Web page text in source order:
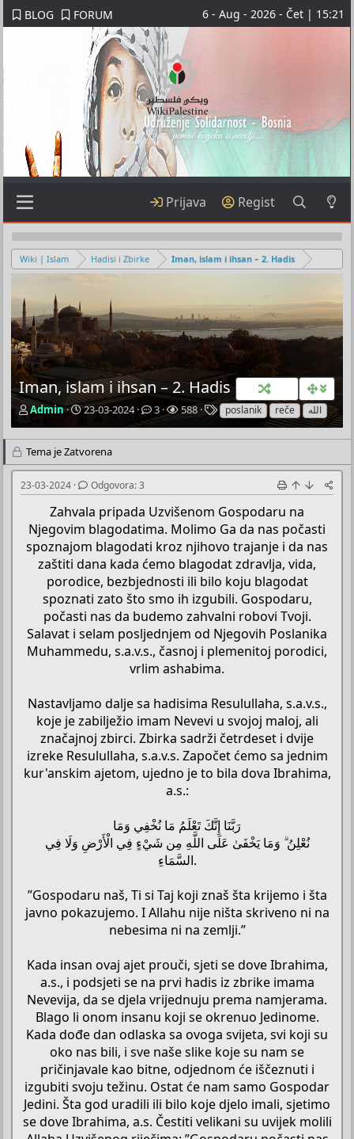
BLOG FORUM 6 - Aug - 2026 - Čet | 15:21
Prijava Regist
Wiki | Islam Hadisi i Zbirke Iman, islam i ihsan – 2. Hadis
Iman, islam i ihsan – 2. Hadis
P
k
r
e
t
a
T
e
m
Admin
P
č
e
t
n
i
d
t
u
m
23-03-2024
O
d
g
v
r
a
3
P
r
e
l
d
a
588
O
z
n
k
poslanik reče الله
Tema je Zatvorena
23-03-2024 Odgovora: 3
Zahvala pripada Uzvišenom Gospodaru na
Njegovim blagodatima. Molimo Ga da nas počasti
spoznajom blagodati kroz njihovo trajanje i da nas
zaštiti dana kada ćemo blagodat zdravlja, vida,
porodice, bezbjednosti ili bilo koju blagodat
spoznati zato što smo ih izgubili. Gospodaru,
počasti nas da budemo zahvalni robovi Tvoji.
Salavat i selam posljednjem od Njegovih Poslanika
Muhammedu, s.a.v.s., časnoj i plemenitoj porodici,
vrlim ashabima.
Nastavljamo dalje sa hadisima Resulullaha, s.a.v.s.,
koje je zabilježio imam Nevevi u svojoj maloj, ali
značajnoj zbirci. Zbirka sadrži četrdeset i dvije
izreke Resulullaha, s.a.v.s. Započet ćemo sa jednim
kur'anskim ajetom, ujedno je to bila dova Ibrahima,
a.s.:
رَبَّنَا إِنَّكَ تَعْلَمُ مَا نُخْفِي وَمَا
نُعْلِنُ ۗ وَمَا يَخْفَىٰ عَلَى اللَّهِ مِن شَيْءٍ فِي الْأَرْضِ وَلَا فِي
السَّمَاءِ.
”Gospodaru naš, Ti si Taj koji znaš šta krijemo i šta
javno pokazujemo. I Allahu nije ništa skriveno ni na
nebesima ni na zemlji.”
Kada insan ovaj ajet prouči, sjeti se dove Ibrahima,
a.s., i podsjeti se na prvi hadis iz zbrike imama
Nevevija, da se djela vrijednuju prema namjerama.
Blago li onom insanu koji se okrenuo Jedinome.
Kada dođe dan odlaska sa ovoga svijeta, svi koji su
oko nas bili, i sve naše slike koje su nam se
pričinjavale kao bitne, odjednom će iščeznuti i
izgubiti svoju težinu. Ostat će nam samo Gospodar
Jedini. Šta god uradili ili bilo koje djelo imali, sjetimo
se dove Ibrahima, a.s. Čestiti velikani su uvijek molili